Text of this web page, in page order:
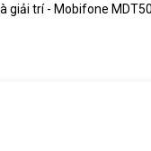
giải trí - Mobifone